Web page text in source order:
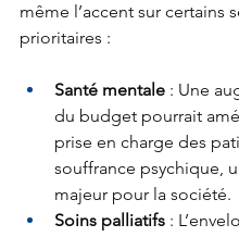
même l’accent sur certains
prioritaires :
Santé mentale : Une
du budget pourrait
prise en charge des
souffrance psychique,
majeur pour la société.
Soins palliatifs :